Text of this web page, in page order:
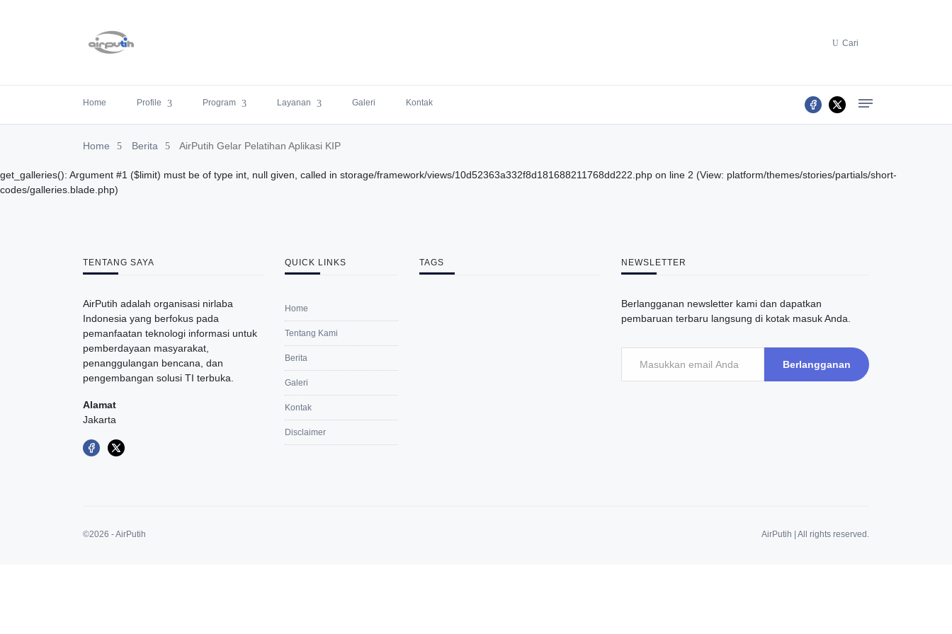
Cari
Home Profile Program Layanan Galeri Kontak
Home Berita AirPutih Gelar Pelatihan Aplikasi KIP
get_galleries(): Argument #1 ($limit) must be of type int, null given, called in storage/framework/views/10d52363a332f8d181688211768dd222.php on line 2 (View: platform/themes/stories/partials/short-
codes/galleries.blade.php)
TENTANG SAYA
AirPutih adalah organisasi nirlaba
Indonesia yang berfokus pada
pemanfaatan teknologi informasi untuk
pemberdayaan masyarakat,
penanggulangan bencana, dan
pengembangan solusi TI terbuka.
Alamat
Jakarta
QUICK LINKS
Home
Tentang Kami
Berita
Galeri
Kontak
Disclaimer
TAGS NEWSLETTER
Berlangganan newsletter kami dan dapatkan
pembaruan terbaru langsung di kotak masuk Anda.
Berlangganan
©2026 - AirPutih AirPutih | All rights reserved.